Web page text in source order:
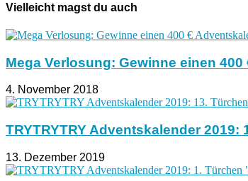
Vielleicht magst du auch
Mega Verlosung: Gewinne einen
4. November 2018
TRYTRYTRY Adventskalender
13. Dezember 2019